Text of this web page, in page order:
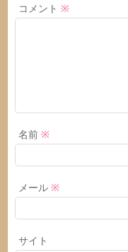
コメント ※
名前 ※
メール ※
サイト